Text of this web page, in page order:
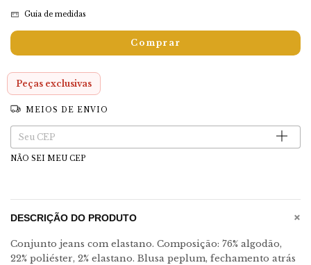
Guia de medidas
Peças exclusivas
MEIOS DE ENVIO
Entregas para o CEP: Alterar CEP
NÃO SEI MEU CEP
DESCRIÇÃO DO PRODUTO +
Conjunto jeans com elastano. Composição: 76% algodão,
22% poliéster, 2% elastano. Blusa peplum, fechamento atrás